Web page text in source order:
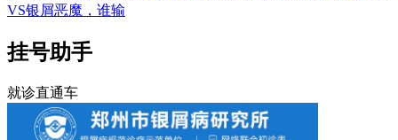
VS银屑恶魔，谁输
挂号助手
就诊直通车